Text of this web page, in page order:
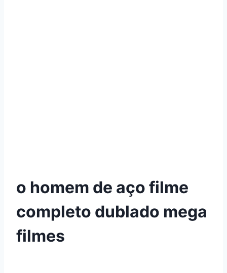
o homem de aço filme
completo dublado mega
filmes